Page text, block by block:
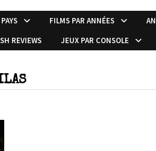
FILMS PAR ANNÉES
REVIEWS
JEUX PAR CONSOLE